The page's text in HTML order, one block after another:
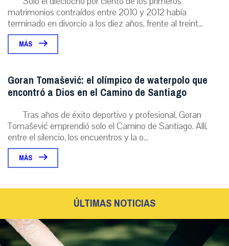
matrimonios contraídos entre 2010 y 2012 había
terminado en divorcio a los diez años, frente al treint...
MÁS
Goran Tomašević: el olímpico de waterpolo que
encontró a Dios en el Camino de Santiago
Tras años de éxito deportivo y profesional, Goran
Tomašević emprendió solo el Camino de Santiago. Allí,
entre el silencio, los encuentros y la o...
MÁS
ÚLTIMAS NOTICIAS